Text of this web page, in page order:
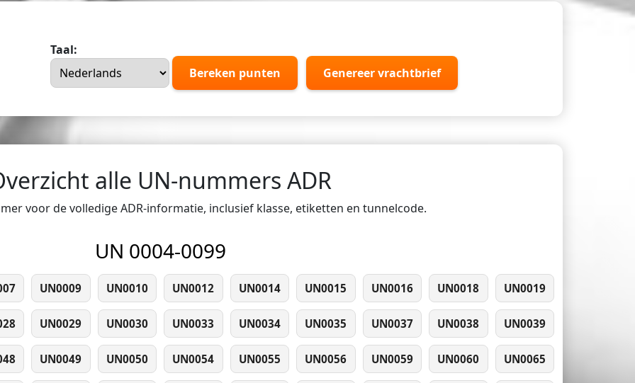
Taal:
Bereken punten
Genereer vrachtbrief
alle UN-nummers ADR
voor de volledige ADR-informatie, inclusief klasse, etiketten en tunnelcode.
UN 0004-0099
UN0009 UN0010 UN0012 UN0014 UN0015 UN0016 UN0018 UN0019
UN0029 UN0030 UN0033 UN0034 UN0035 UN0037 UN0038 UN0039
UN0049 UN0050 UN0054 UN0055 UN0056 UN0059 UN0060 UN0065